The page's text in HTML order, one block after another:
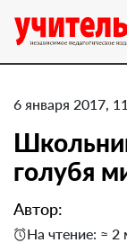
6 января 2017,
голубя
Автор:
На чтение: ≈ 2